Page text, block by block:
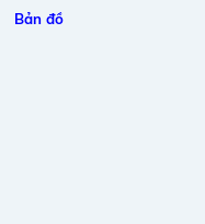
Bản đồ